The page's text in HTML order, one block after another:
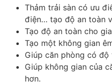
Thảm trải sàn có ưu
điện… tạo độ an toàn
Tạo độ an toàn cho
Tạo một không gian
Giúp căn phòng có
Giúp không gian của
hơn.